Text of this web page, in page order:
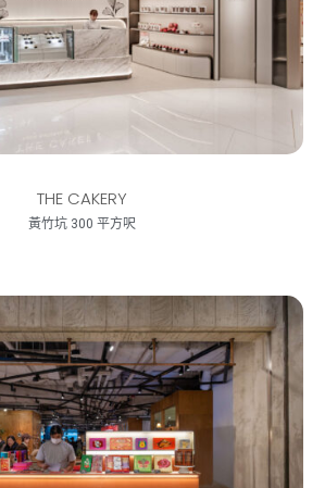
THE CAKERY
黃竹坑 300 平方呎